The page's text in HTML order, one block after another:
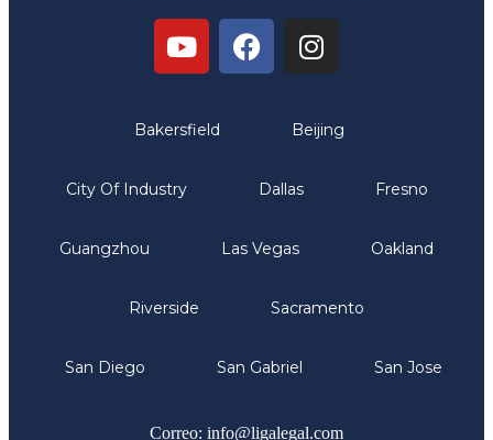
Bakersfield Beijing
City Of Industry Dallas Fresno
Guangzhou Las Vegas Oakland
Riverside Sacramento
San Diego San Gabriel San Jose
Correo: info@ligalegal.com